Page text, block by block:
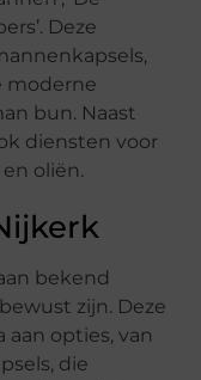
Deze
moderne
bun. Naast
diensten voor
oliën.
bekend
zijn. Deze
opties, van
die